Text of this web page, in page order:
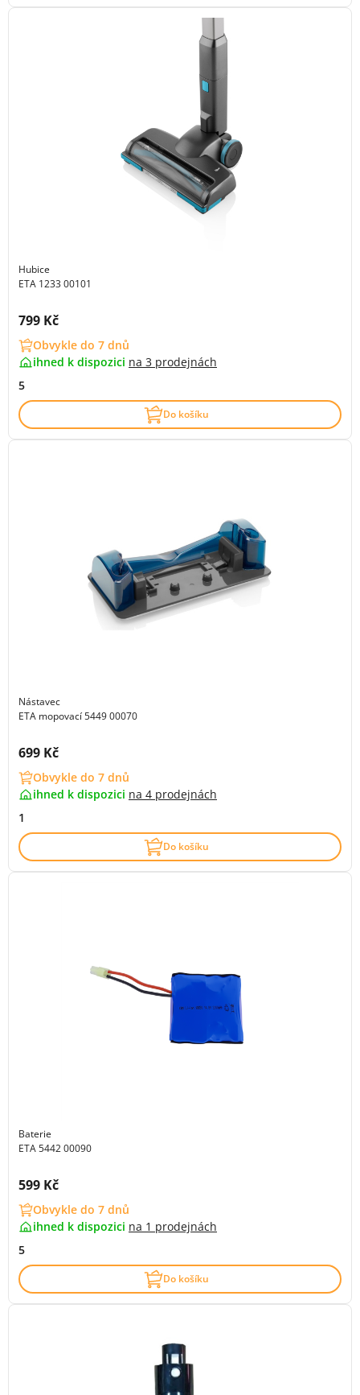
Hubice
ETA 1233 00101
Cena s DPH:
799 Kč
Obvykle do 7 dnů
ihned k dispozici na 3 prodejnách
5
Do košíku
Nástavec
ETA mopovací 5449 00070
Cena s DPH:
699 Kč
Obvykle do 7 dnů
ihned k dispozici na 4 prodejnách
1
Do košíku
Baterie
ETA 5442 00090
Cena s DPH:
599 Kč
Obvykle do 7 dnů
ihned k dispozici na 1 prodejnách
5
Do košíku